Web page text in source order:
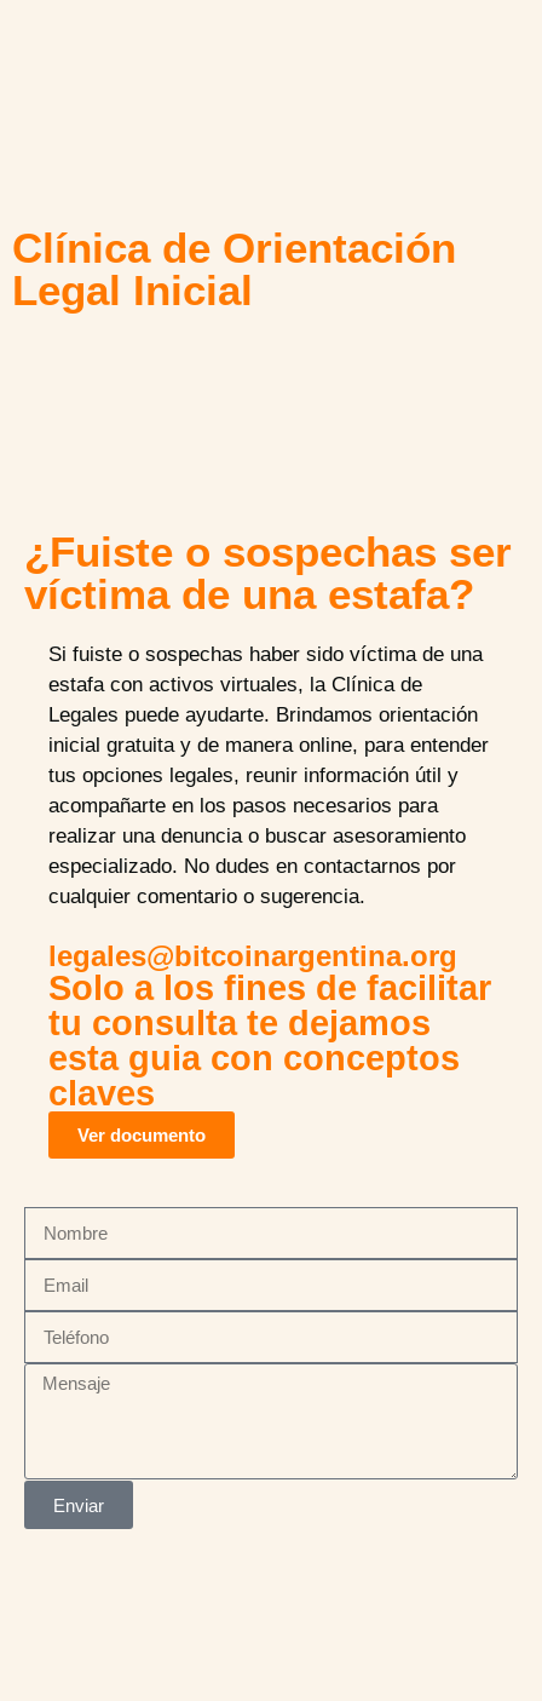
Clínica de Orientación
Legal Inicial
¿Fuiste o sospechas ser
víctima de una estafa?
Si fuiste o sospechas haber sido víctima de una
estafa con activos virtuales, la Clínica de
Legales puede ayudarte. Brindamos orientación
inicial gratuita y de manera online, para entender
tus opciones legales, reunir información útil y
acompañarte en los pasos necesarios para
realizar una denuncia o buscar asesoramiento
especializado. No dudes en contactarnos por
cualquier comentario o sugerencia.
legales@bitcoinargentina.org
Solo a los fines de facilitar
tu consulta te dejamos
esta guia con conceptos
claves
Ver documento
Enviar